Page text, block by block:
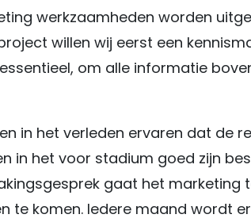
werkzaamheden worden
willen wij eerst een
om alle informatie
in het verleden ervaren dat de
in het voor stadium goed zijn
gaat het
te komen. Iedere maand wordt